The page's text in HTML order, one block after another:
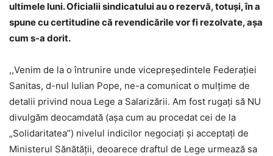
ultimele luni. Oficialii sindicatului au o rezervă, totuși, în a
spune cu certitudine că revendicările vor fi rezolvate, așa
cum s-a dorit.
,,Venim de la o întrunire unde vicepreședintele Federației
Sanitas, d-nul Iulian Pope, ne-a comunicat o mulțime de
detalii privind noua Lege a Salarizării. Am fost rugați să NU
divulgăm deocamdată (așa cum au procedat cei de la
„Solidaritatea”) nivelul indicilor negociați și acceptați de
Ministerul Sănătății, deoarece draftul de Lege urmează sa